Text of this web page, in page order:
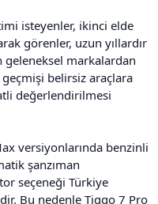
isteyenler, ikinci elde
görenler, uzun yıllardır
geleneksel markalardan
belirsiz araçlara
değerlendirilmesi
versiyonlarında benzinli
şanzıman
seçeneği Türkiye
Bu nedenle Tiggo 7 Pro